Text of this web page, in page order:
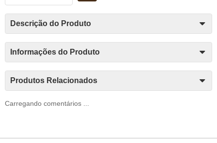
Descrição do Produto
Informações do Produto
Produtos Relacionados
Carregando comentários ...